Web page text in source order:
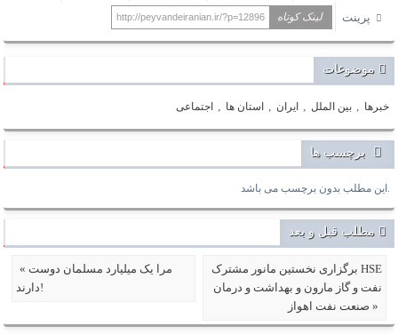
پرینت لینک کوتاه http://peyvandeiranian.ir/?p=12896
موضوعات
اجتماعی , استان ها , ایران , بین الملل , خبرها
برچسب ها
این مطلب بدون برچسب می باشد.
مطلب قبل و بعد
برگزاری نخستین مانور مشترک HSE
نفت و گاز مارون و بهداشت و درمان
صنعت نفت اهواز »
« مرا یک میلیارد مسلمان دوست
دارند!